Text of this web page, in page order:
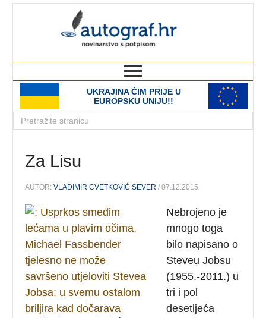
UKRAJINA ČIM PRIJE U
EUROPSKU UNIJU!!
Za Lisu
AUTOR:VLADIMIR CVETKOVIĆ SEVER / 07.12.2015.
Nebrojeno je
mnogo toga
bilo napisano o
Steveu Jobsu
(1955.-2011.) u
tri i pol
desetljeća